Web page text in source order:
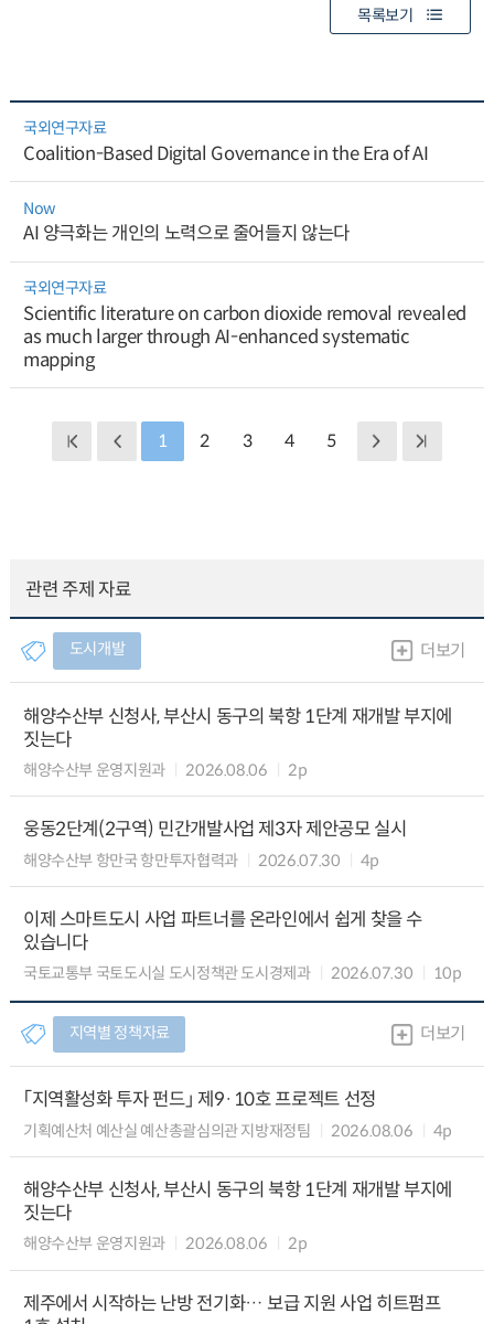
목록보기
국외연구자료
Coalition-Based Digital Governance in the Era of AI
Now
AI 양극화는 개인의 노력으로 줄어들지 않는다
국외연구자료
Scientific literature on carbon dioxide removal revealed
as much larger through AI-enhanced systematic
mapping
1 2 3 4 5
관련 주제 자료
도시개발 더보기
해양수산부 신청사, 부산시 동구의 북항 1단계 재개발 부지에
짓는다
해양수산부 운영지원과 2026.08.06 2p
웅동2단계(2구역) 민간개발사업 제3자 제안공모 실시
해양수산부 항만국 항만투자협력과 2026.07.30 4p
이제 스마트도시 사업 파트너를 온라인에서 쉽게 찾을 수
있습니다
국토교통부 국토도시실 도시정책관 도시경제과 2026.07.30 10p
지역별 정책자료 더보기
「지역활성화 투자 펀드」 제9·10호 프로젝트 선정
기획예산처 예산실 예산총괄심의관 지방재정팀 2026.08.06 4p
해양수산부 신청사, 부산시 동구의 북항 1단계 재개발 부지에
짓는다
해양수산부 운영지원과 2026.08.06 2p
제주에서 시작하는 난방 전기화… 보급 지원 사업 히트펌프